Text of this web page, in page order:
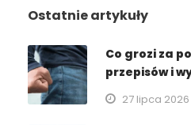
Ostatnie artykuły
Co grozi za
przepisów i
27 lipca 2026